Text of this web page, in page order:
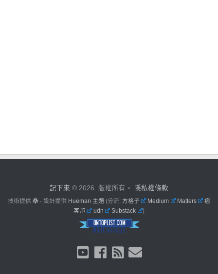
記下來 © 2026. 版權所有。 隱私權條款
技術提供 - 設計提供 Hueman 主題 (分流: 方格子 Medium Matters
痞
客邦
udn Substack )